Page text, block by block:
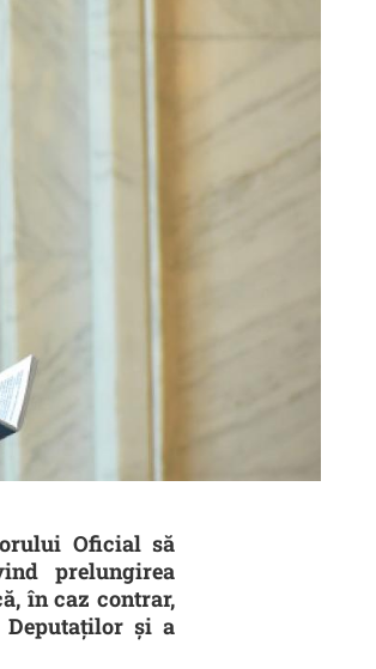
Oficial să
prelungirea
în caz contrar,
şi a